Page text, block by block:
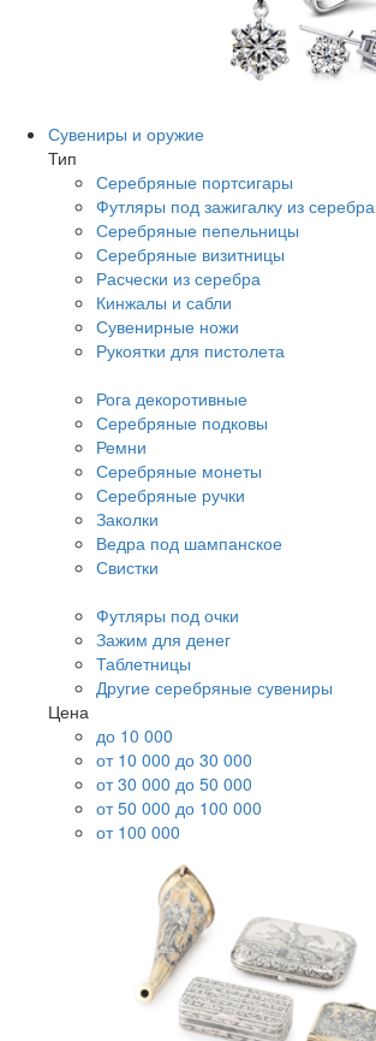
Сувениры и оружие
Тип
Серебряные портсигары
Футляры под зажигалку из серебра
Серебряные пепельницы
Серебряные визитницы
Расчески из серебра
Кинжалы и сабли
Сувенирные ножи
Рукоятки для пистолета
Рога декоротивные
Серебряные подковы
Ремни
Серебряные монеты
Серебряные ручки
Заколки
Ведра под шампанское
Свистки
Футляры под очки
Зажим для денег
Таблетницы
Другие серебряные сувениры
Цена
до 10 000
от 10 000 до 30 000
от 30 000 до 50 000
от 50 000 до 100 000
от 100 000